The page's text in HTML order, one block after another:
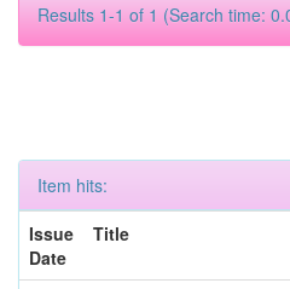
Results 1-1 of 1 (Search time:
Item hits:
Issue
Date
Title